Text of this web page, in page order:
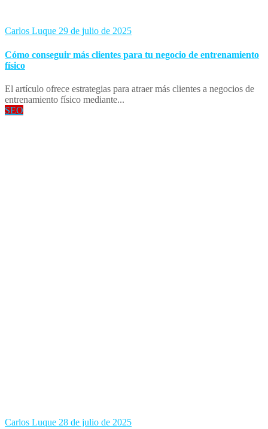
Carlos Luque 29 de julio de 2025
Cómo conseguir más clientes para tu negocio de entrenamiento
físico
El artículo ofrece estrategias para atraer más clientes a negocios de
entrenamiento físico mediante...
SEO
Carlos Luque 28 de julio de 2025